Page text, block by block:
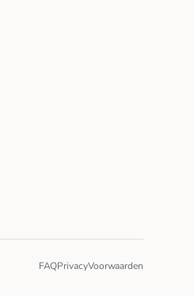
FAQPrivacyVoorwaarden